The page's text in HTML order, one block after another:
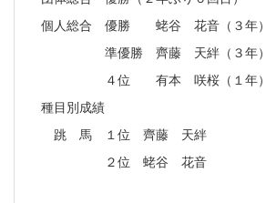
個人総合 優勝 蛯谷 花音（３年）
準優勝 齊藤 天絆（３年）
４位 有本 咲桜（１年）
種目別成績
跳 馬 １位 齊藤 天絆
２位 蛯谷 花音